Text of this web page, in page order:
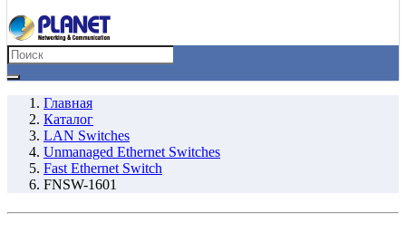
Главная
Каталог
LAN Switches
Unmanaged Ethernet Switches
Fast Ethernet Switch
FNSW-1601